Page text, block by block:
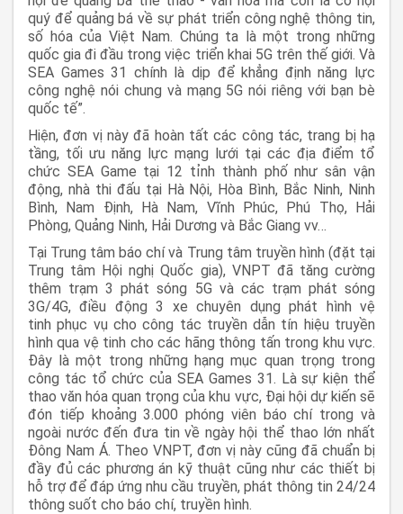
quý để quảng bá về sự phát triển công nghệ thông tin,
số hóa của Việt Nam. Chúng ta là một trong những
quốc gia đi đầu trong việc triển khai 5G trên thế giới. Và
SEA Games 31 chính là dịp để khẳng định năng lực
công nghệ nói chung và mạng 5G nói riêng với bạn bè
quốc tế”.
Hiện, đơn vị này đã hoàn tất các công tác, trang bị hạ
tầng, tối ưu năng lực mạng lưới tại các địa điểm tổ
chức SEA Game tại 12 tỉnh thành phố như sân vận
động, nhà thi đấu tại Hà Nội, Hòa Bình, Bắc Ninh, Ninh
Bình, Nam Định, Hà Nam, Vĩnh Phúc, Phú Thọ, Hải
Phòng, Quảng Ninh, Hải Dương và Bắc Giang vv…
Tại Trung tâm báo chí và Trung tâm truyền hình (đặt tại
Trung tâm Hội nghị Quốc gia), VNPT đã tăng cường
thêm trạm 3 phát sóng 5G và các trạm phát sóng
3G/4G, điều động 3 xe chuyên dụng phát hình vệ
tinh phục vụ cho công tác truyền dẫn tín hiệu truyền
hình qua vệ tinh cho các hãng thông tấn trong khu vực.
Đây là một trong những hạng mục quan trọng trong
công tác tổ chức của SEA Games 31. Là sự kiện thể
thao văn hóa quan trọng của khu vực, Đại hội dự kiến sẽ
đón tiếp khoảng 3.000 phóng viên báo chí trong và
ngoài nước đến đưa tin về ngày hội thể thao lớn nhất
Đông Nam Á. Theo VNPT, đơn vị này cũng đã chuẩn bị
đầy đủ các phương án kỹ thuật cũng như các thiết bị
hỗ trợ để đáp ứng nhu cầu truyền, phát thông tin 24/24
thông suốt cho báo chí, truyền hình.